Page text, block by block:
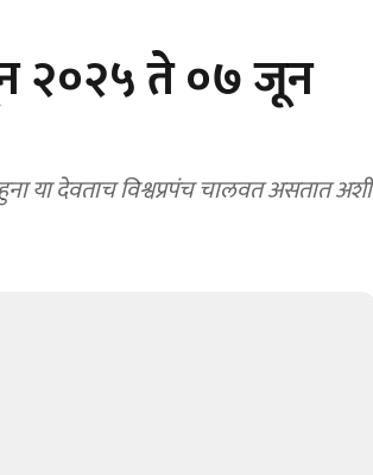
२०२५ ते ०७ जून
या देवताच विश्वप्रपंच चालवत असतात अशी